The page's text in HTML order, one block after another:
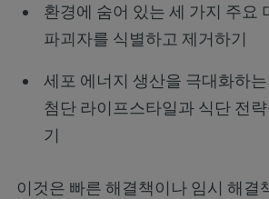
환경에 숨어 있는 세 가지 주요
파괴자를 식별하고 제거하기
세포 에너지 생산을 극대화하
첨단 라이프스타일과 식단 전
기
이것은 빠른 해결책이나 임시 해결